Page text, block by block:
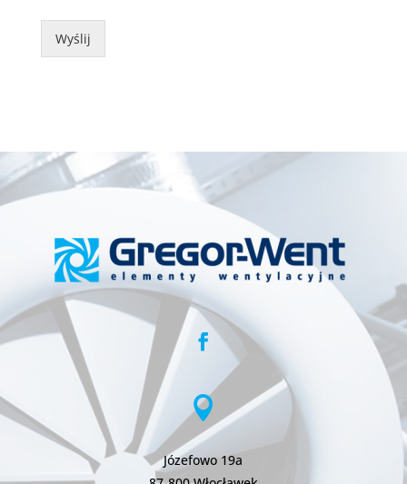
Wyślij

Józefowo 19a